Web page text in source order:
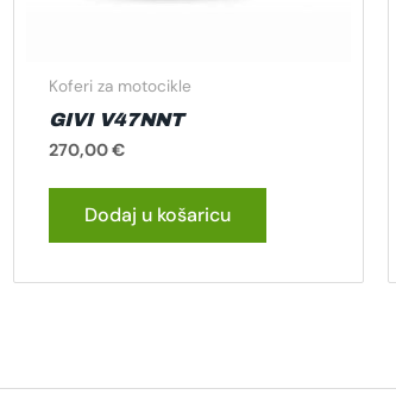
Koferi za motocikle
GIVI V47NNT
270,00€
Dodaj u košaricu